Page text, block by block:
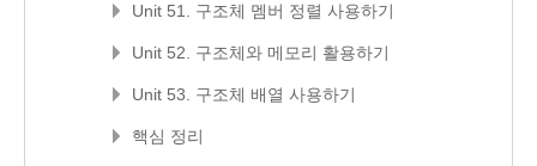
Unit 51. 구조체 멤버 정렬 사용하기
Unit 52. 구조체와 메모리 활용하기
Unit 53. 구조체 배열 사용하기
핵심 정리